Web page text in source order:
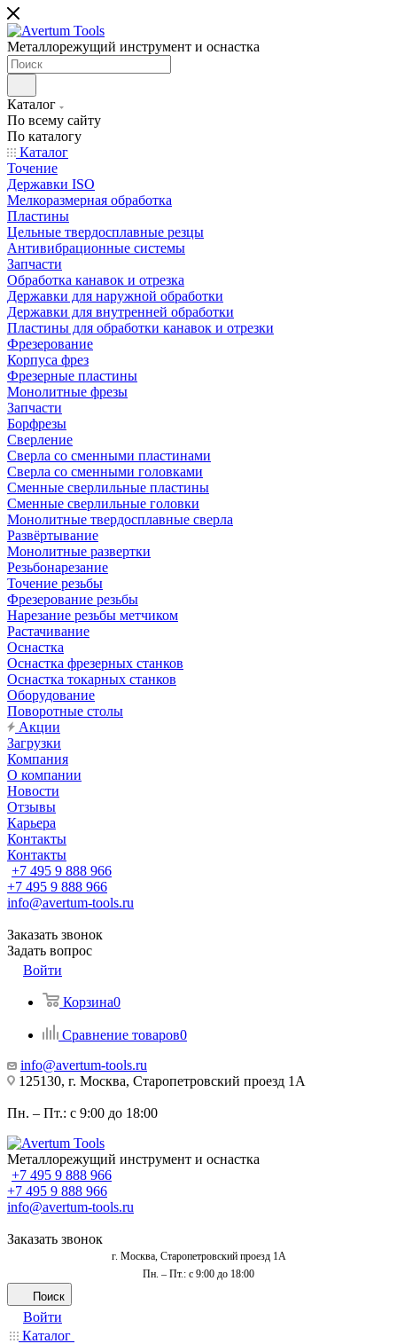
Металлорежущий инструмент и оснастка
Каталог
По всему сайту
По каталогу
Каталог
Точение
Державки ISO
Мелкоразмерная обработка
Пластины
Цельные твердосплавные резцы
Антивибрационные системы
Запчасти
Обработка канавок и отрезка
Державки для наружной обработки
Державки для внутренней обработки
Пластины для обработки канавок и отрезки
Фрезерование
Корпуса фрез
Фрезерные пластины
Монолитные фрезы
Запчасти
Борфрезы
Сверление
Сверла со сменными пластинами
Сверла со сменными головками
Сменные сверлильные пластины
Сменные сверлильные головки
Монолитные твердосплавные сверла
Развёртывание
Монолитные развертки
Резьбонарезание
Точение резьбы
Фрезерование резьбы
Нарезание резьбы метчиком
Растачивание
Оснастка
Оснастка фрезерных станков
Оснастка токарных станков
Оборудование
Поворотные столы
Акции
Загрузки
Компания
О компании
Новости
Отзывы
Карьера
Контакты
Контакты
+7 495 9 888 966
+7 495 9 888 966
info@avertum-tools.ru
Заказать звонок
Задать вопрос
Войти
Корзина0
Сравнение товаров0
info@avertum-tools.ru
125130, г. Москва, Старопетровский проезд 1А
Пн. – Пт.: с 9:00 до 18:00
Металлорежущий инструмент и оснастка
+7 495 9 888 966
+7 495 9 888 966
info@avertum-tools.ru
Заказать звонок
г. Москва, Старопетровский проезд 1А
Пн. – Пт.: с 9:00 до 18:00
Поиск
Войти
Каталог